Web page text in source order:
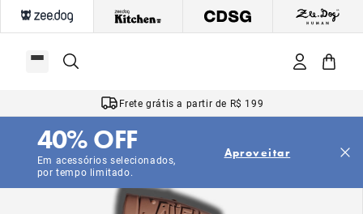
Frete grátis a partir de R$ 199
Em acessórios selecionados,
por tempo limitado.
40% OFF Aproveitar